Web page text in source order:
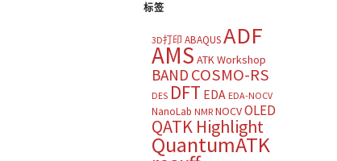
标签
3D打印 ABAQUSADF
AMS ATK Workshop
BAND COSMO-RS
DES DFT EDA EDA-NOCV
NanoLab NMR NOCVOLED
QATK Highlight
QuantumATK